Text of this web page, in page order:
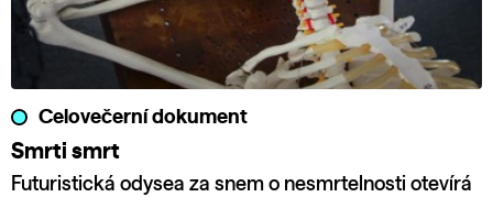
Celovečerní dokument
Smrti smrt
Futuristická odysea za snem o nesmrtelnosti otevírá